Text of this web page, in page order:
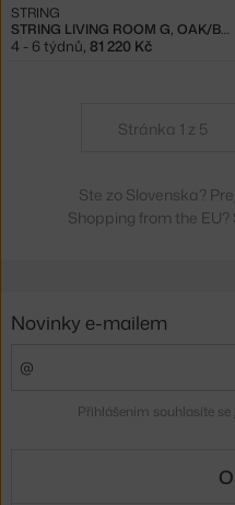
STRING LIVING ROOM G, OAK/BLACK
STRING
4 - 6 týdnů, 81 220 Kč
Stránka 1 z 5
Ste zo Slovenska?
Shopping from the EU?
Novinky e-mailem
Přihlášením souhlasíte se